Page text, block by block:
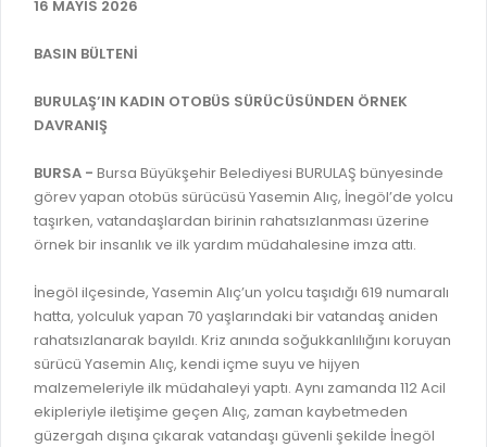
BİLGİ EDİNME
MECLİS
MECLİS ÜYELERİ
KOMİSYON ÜYELERİ
MECLİS KARARLARI
MECLİS GÜNDEMİ VE KARAR ÖZETLERİ
YAYIN / PLAN / RAPOR
STRATEJİK PLANLAR
PERFORMANS PROGRAMI
BÜTÇE
FAALİYET RAPORLARI
YANGIN SİGORTA E-BEYANNAME
ORKESTRA KAYIT
SEYAHAT KARTI SORGULAMA
BURSA AKADEMİ
ÜCRETSİZ WİFİ NOKTALARI
İTFAİYE RAPORU
ONLİNE KATI ATIK BAŞVURUSU
İTFAİYE OLAY KAYDI BAŞVURUSU
BADEM KAYIT
İHALE İLANLARI
16 MAYIS 2026
BASIN BÜLTENİ
BURULAŞ’IN KADIN OTOBÜS SÜRÜCÜSÜNDEN ÖRNEK
DAVRANIŞ
BURSA - Bursa Büyükşehir Belediyesi BURULAŞ bünyesinde
görev yapan otobüs sürücüsü Yasemin Alıç, İnegöl’de yolcu
taşırken, vatandaşlardan birinin rahatsızlanması üzerine
örnek bir insanlık ve ilk yardım müdahalesine imza attı.
İnegöl ilçesinde, Yasemin Alıç’un yolcu taşıdığı 619 numaralı
hatta, yolculuk yapan 70 yaşlarındaki bir vatandaş aniden
rahatsızlanarak bayıldı. Kriz anında soğukkanlılığını koruyan
sürücü Yasemin Alıç, kendi içme suyu ve hijyen
malzemeleriyle ilk müdahaleyi yaptı. Aynı zamanda 112 Acil
ekipleriyle iletişime geçen Alıç, zaman kaybetmeden
güzergah dışına çıkarak vatandaşı güvenli şekilde İnegöl